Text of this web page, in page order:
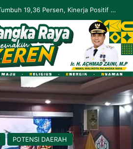
Palangka Raya Perluas Digitalisasi Perlindungan Sosial, Perkuat Akurasi Data dan Penyaluran Bansos
POTENSI DAERAH